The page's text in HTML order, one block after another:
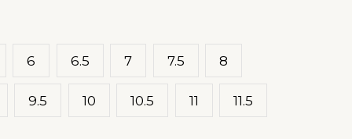
6 6.5 7 7.5 8
9.5 10 10.5 11 11.5